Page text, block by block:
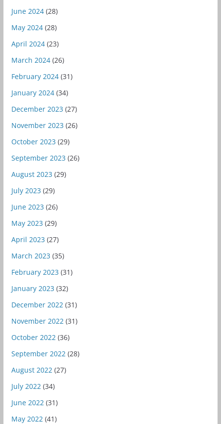
June 2024(28)
May 2024(28)
April 2024(23)
March 2024(26)
February 2024(31)
January 2024(34)
December 2023 (27)
November 2023 (26)
October 2023 (29)
September 2023 (26)
August 2023 (29)
July 2023 (29)
June 2023 (26)
May 2023 (29)
April 2023 (27)
March 2023 (35)
February 2023 (31)
January 2023 (32)
December 2022(31)
November 2022(31)
October 2022(36)
September 2022(28)
August 2022(27)
July 2022(34)
June 2022(31)
May 2022(41)